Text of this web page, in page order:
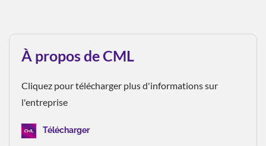
À propos de CML
Cliquez pour télécharger plus d'informations sur
l'entreprise
Télécharger